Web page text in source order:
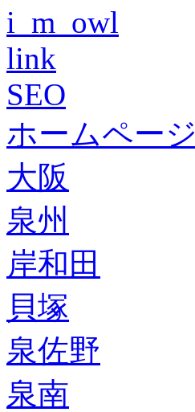
i_m_owl
link
SEO
ホームページ
大阪
泉州
岸和田
貝塚
泉佐野
泉南